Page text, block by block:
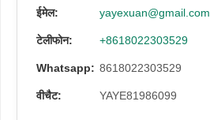
ईमेल: yayexuan@gmail.com
टेलीफोन: +8618022303529
Whatsapp: 8618022303529
वीचैट: YAYE81986099